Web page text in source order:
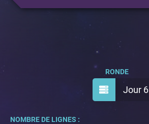
Jour 6
RONDE
NOMBRE DE LIGNES :